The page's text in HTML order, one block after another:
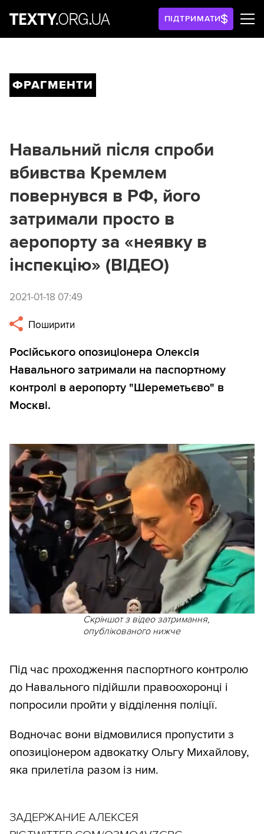
ПІДТРИМАТИ
ФРАГМЕНТИ
Навальний після спроби
вбивства Кремлем
повернувся в РФ, його
затримали просто в
аеропорту за «неявку в
інспекцію» (ВІДЕО)
2021-01-18 07:49
Поширити
Російського опозиціонера Олексія
Навального затримали на паспортному
контролі в аеропорту "Шереметьєво" в
Москві.
Скріншот з відео затримання,
опублікованого нижче
Під час проходження паспортного контролю
до Навального підійшли правоохоронці і
попросили пройти у відділення поліції.
Водночас вони відмовилися пропустити з
опозиціонером адвокатку Ольгу Михайлову,
яка прилетіла разом із ним.
ЗАДЕРЖАНИЕ АЛЕКСЕЯ